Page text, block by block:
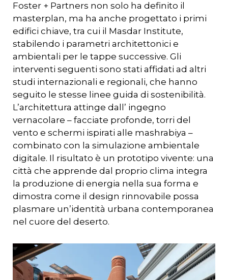
Foster + Partners non solo ha definito il
masterplan, ma ha anche progettato i primi
edifici chiave, tra cui il Masdar Institute,
stabilendo i parametri architettonici e
ambientali per le tappe successive. Gli
interventi seguenti sono stati affidati ad altri
studi internazionali e regionali, che hanno
seguito le stesse linee guida di sostenibilità.
L’architettura attinge dall’ ingegno
vernacolare – facciate profonde, torri del
vento e schermi ispirati alle mashrabiya –
combinato con la simulazione ambientale
digitale. Il risultato è un prototipo vivente: una
città che apprende dal proprio clima integra
la produzione di energia nella sua forma e
dimostra come il design rinnovabile possa
plasmare un’identità urbana contemporanea
nel cuore del deserto.